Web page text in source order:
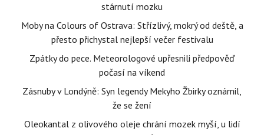
stárnutí mozku
Moby na Colours of Ostrava: Střízlivý, mokrý od deště, a
přesto přichystal nejlepší večer festivalu
Zpátky do pece. Meteorologové upřesnili předpověď
počasí na víkend
Zásnuby v Londýně: Syn legendy Mekyho Žbirky oznámil,
že se žení
Oleokantal z olivového oleje chrání mozek myší, u lidí